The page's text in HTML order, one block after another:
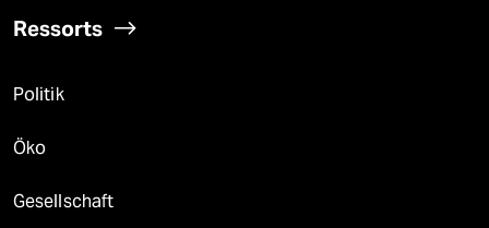
Ressorts
Politik
Öko
Gesellschaft